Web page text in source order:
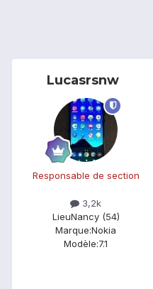
Lucasrsnw
Responsable de section
3,2k
LieuNancy (54)
Marque:Nokia
Modèle:7.1